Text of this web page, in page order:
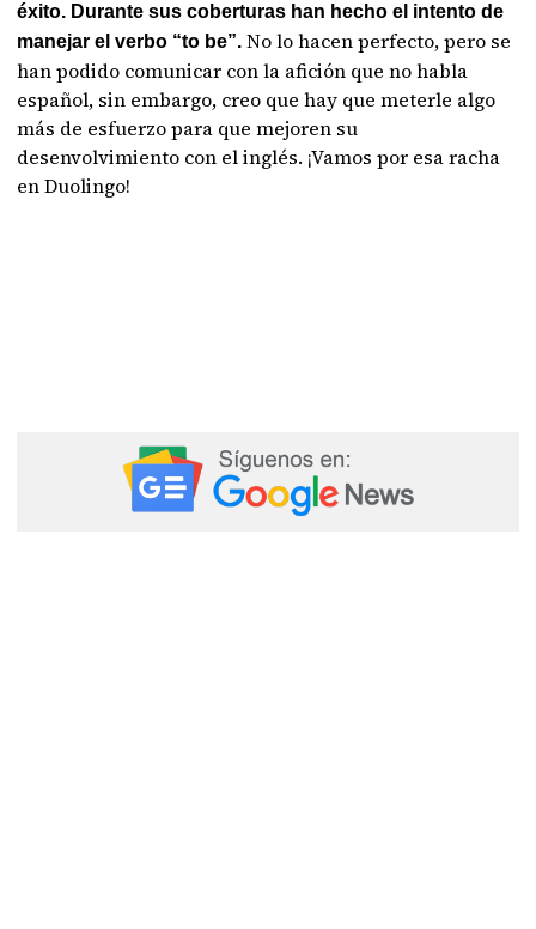
éxito. Durante sus coberturas han hecho el intento de
manejar el verbo “to be”.No lo hacen perfecto, pero se
han podido comunicar con la afición que no habla
español, sin embargo, creo que hay que meterle algo
más de esfuerzo para que mejoren su
desenvolvimiento con el inglés. ¡Vamos por esa racha
en Duolingo!